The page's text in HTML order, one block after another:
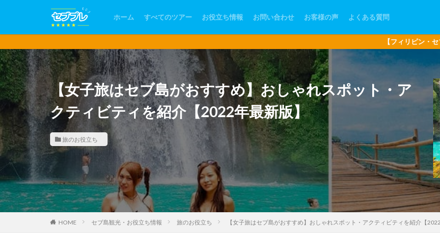
ホーム すべてのツアー お役立ち情報 お問い合わせ お客様の声 よくある質問
【フィリピン・セブ島現地オプシ
【女子旅はセブ島がおすすめ】おしゃれスポット・ア
クティビティを紹介【2022年最新版】
旅のお役立ち
HOME セブ島観光・お役立ち情報 旅のお役立ち 【女子旅はセブ島がおすすめ】おしゃれスポット・アクティビティを紹介【